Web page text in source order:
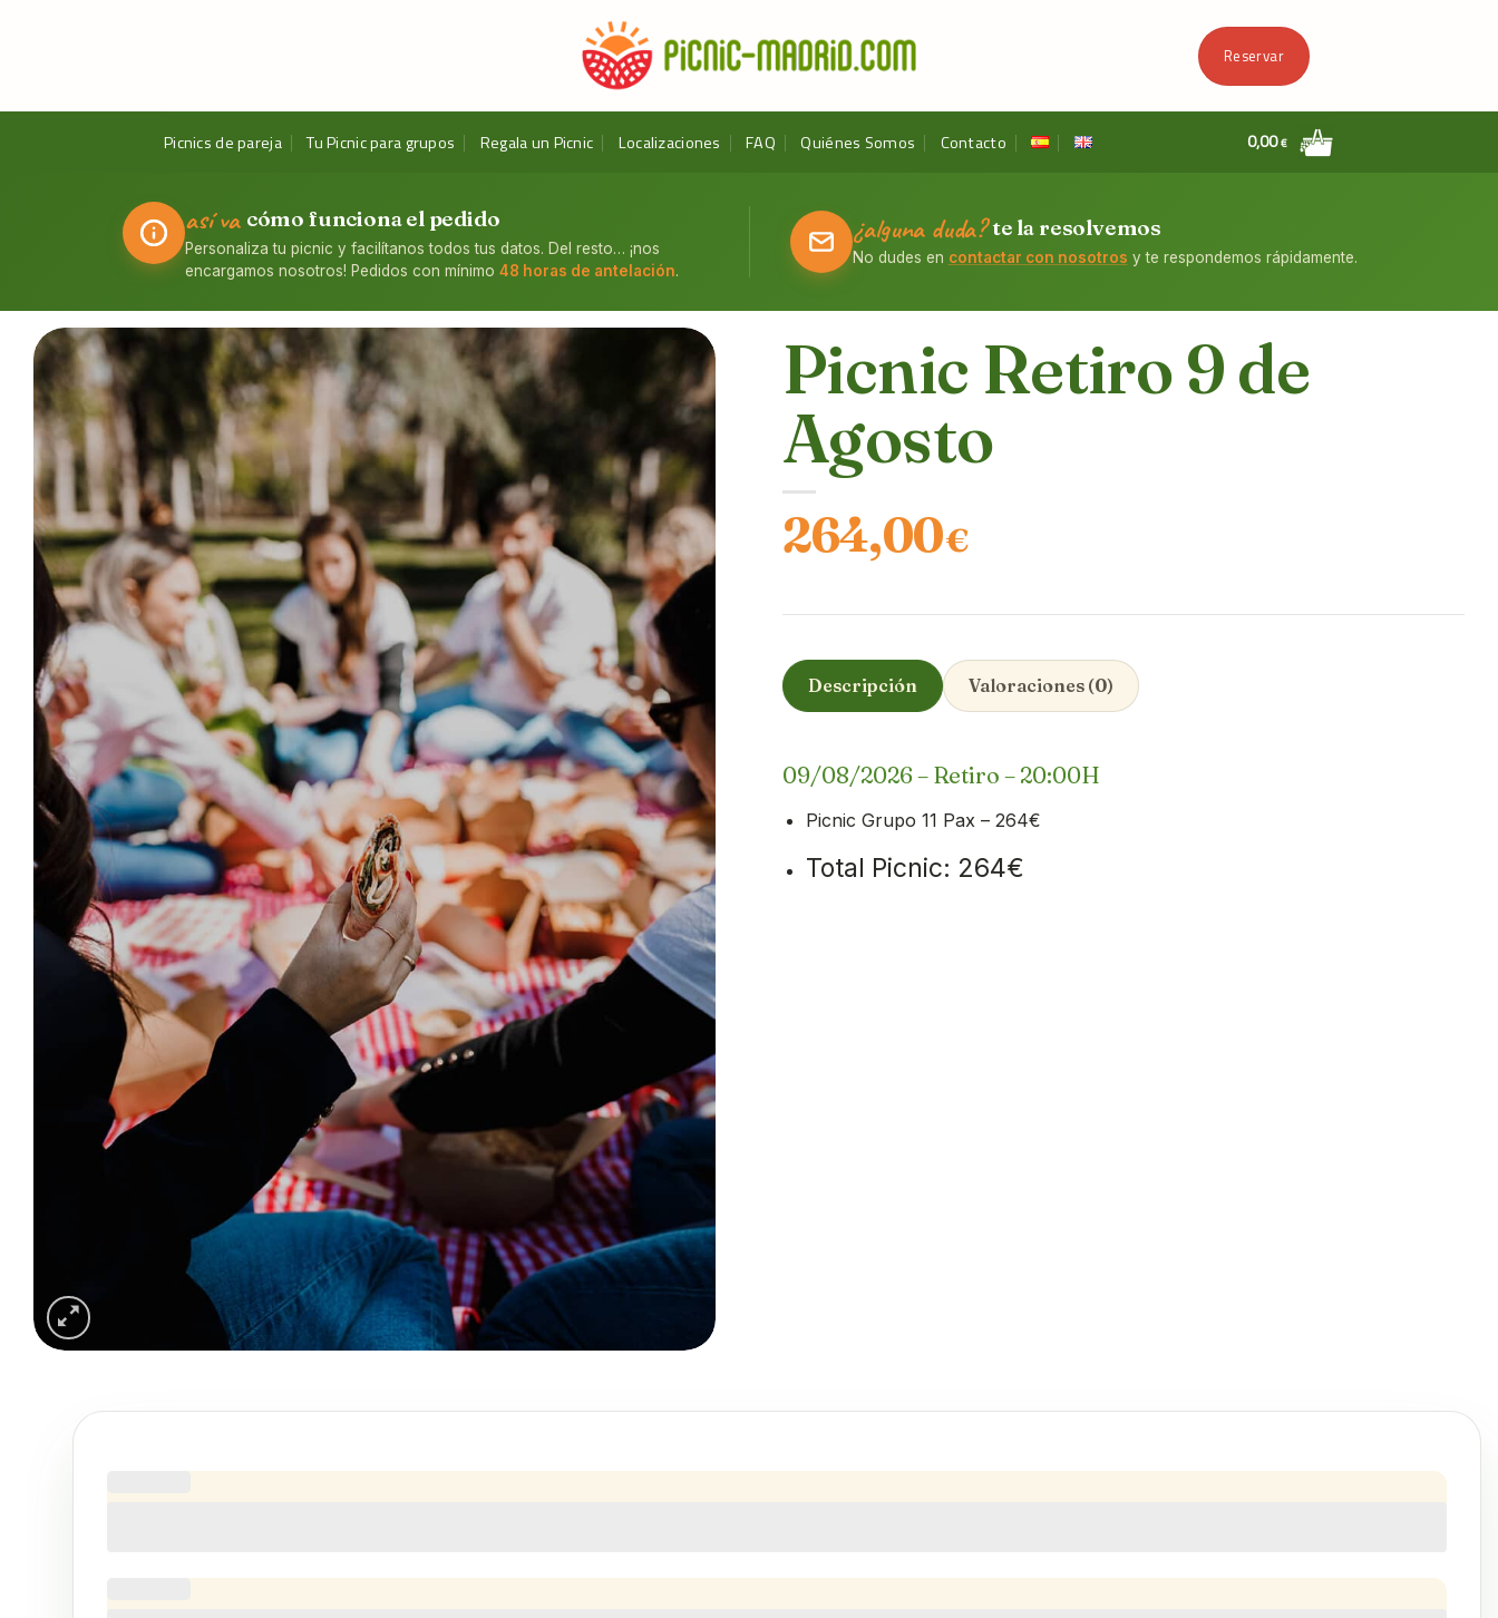
Reservar
Picnics de pareja Tu Picnic para grupos Regala un Picnic Localizaciones FAQ Quiénes Somos Contacto 0,00€
así va cómo funciona el pedido
Personaliza tu picnic y facilítanos todos tus datos. Del resto… ¡nos
encargamos nosotros! Pedidos con mínimo 48 horas de antelación.
¿alguna duda? te la resolvemos
No dudes en contactar con nosotros y te respondemos rápidamente.
Picnic Retiro 9 de
Agosto
264,00€
Descripción Valoraciones (0)
09/08/2026 – Retiro – 20:00H
Picnic Grupo 11 Pax – 264€
Total Picnic: 264€